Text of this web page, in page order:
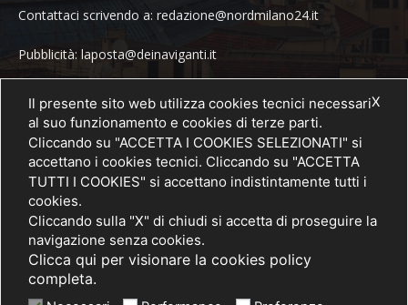
Contattaci scrivendo a: redazione@nordmilano24.it
Pubblicità: laposta@deinaviganti.it
Tel. 389 1492573
SEGUICI
X
Il presente sito web utilizza cookies tecnici necessari
al suo funzionamento e cookies di terze parti.
Cliccando su "ACCETTA I COOKIES SELEZIONATI" si
accettano i cookies tecnici. Cliccando su "ACCETTA
TUTTI I COOKIES" si accettano indistintamente tutti i
cookies.
Cliccando sulla "X" di chiudi si accetta di proseguire la
navigazione senza cookies.
Clicca qui per visionare la cookies policy
completa.